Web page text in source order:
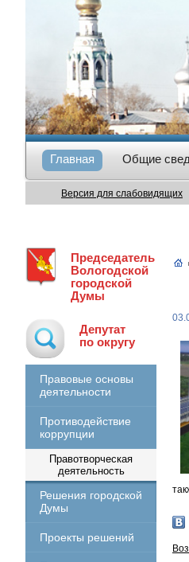
Главная Общие
Версия для слабовидящих
Председатель
Вологодской
городской
Думы
Депутат
по округу
Правовые основы
деятельности
Противодействие
коррупции
Правотворческая
деятельность
Решения городской
Думы
Проекты решений